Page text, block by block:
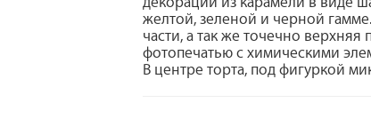
желтой, зеленой и черной
части, а так же точечно
фотопечатью с химическими
В центре торта, под фигуркой